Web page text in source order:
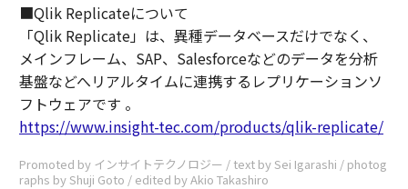
■Qlik Replicateについて
「Qlik Replicate」は、異種データベースだけでなく、
メインフレーム、SAP、Salesforceなどのデータを分析
基盤などへリアルタイムに連携するレプリケーションソ
フトウェアです 。
https://www.insight-tec.com/products/qlik-replicate/
Promoted by インサイトテクノロジー / text by Sei Igarashi / photog
raphs by Shuji Goto / edited by Akio Takashiro